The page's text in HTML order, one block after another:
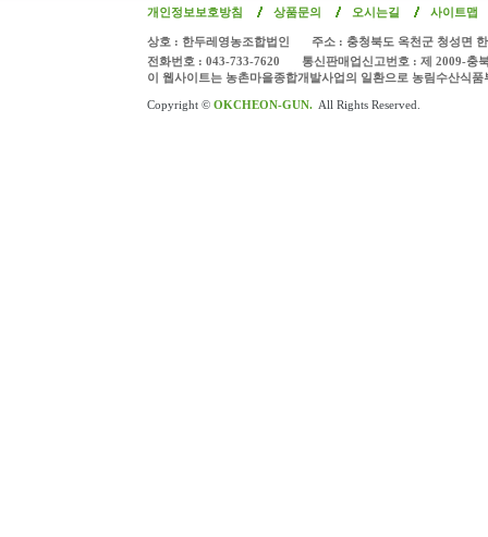
개인정보보호방침 상품문의 오시는길 사이트맵
상호 : 한두레영농조합법인
주소 : 충청북도 옥천군 청성면
전화번호 : 043-733-7620
통신판매업신고번호 : 제 2009-충
이 웹사이트는 농촌마을종합개발사업의 일환으로 농림수산식
Copyright © OKCHEON-GUN. All Rights Reserved.